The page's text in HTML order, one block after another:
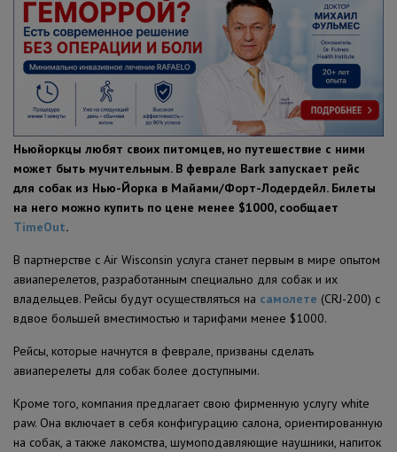
ПОЛЕЗНЫЕ СОВЕТЫ
Ньюйоркцы любят своих питомцев, но путешествие с ними
может быть мучительным. В феврале Bark запускает рейс
для собак из Нью-Йорка в Майами/Форт-Лодердейл. Билеты
на него можно купить по цене менее $1000, сообщает
TimeOut.
В партнерстве с Air Wisconsin услуга станет первым в мире опытом
авиаперелетов, разработанным специально для собак и их
владельцев. Рейсы будут осуществляться на самолете (CRJ-200) с
вдвое большей вместимостью и тарифами менее $1000.
Рейсы, которые начнутся в феврале, призваны сделать
авиаперелеты для собак более доступными.
Кроме того, компания предлагает свою фирменную услугу white
paw. Она включает в себя конфигурацию салона, ориентированную
на собак, а также лакомства, шумоподавляющие наушники, напиток